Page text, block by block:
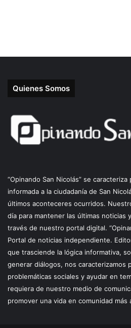
Quienes Somos
“Opinando San Nicolás” se
informada a la ciudadanía de San
últimos aconteceres ocurridos.
día para mantener las últimas noticias
través de nuestro portal digital.
Portal de noticias independiente.
que trasciende la lógica informativa,
generar diálogos, nos caracterizamos
problemáticas sociales y ayudar en
requiera de nuestro medio de
promover una vida en comunidad más